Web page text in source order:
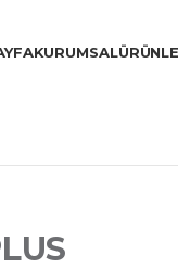
KURUMSAL